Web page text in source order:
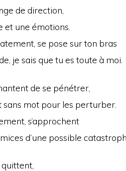
de direction,
et une émotions.
se pose sur ton bras
je sais que tu es toute à moi.
de se pénétrer,
mot pour les perturber.
s’approchent
d’une possible